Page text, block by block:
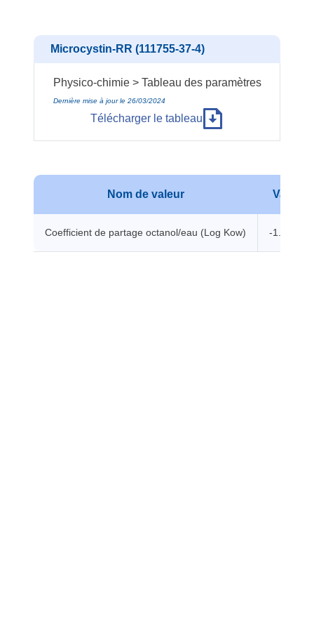
Microcystin-RR (111755-37-4)
Physico-chimie > Tableau des paramètres
Dernière mise à jour le 26/03/2024
Télécharger le tableau
Nom de valeur Valeur
Coefficient de partage octanol/eau (Log Kow) -1.6304 -